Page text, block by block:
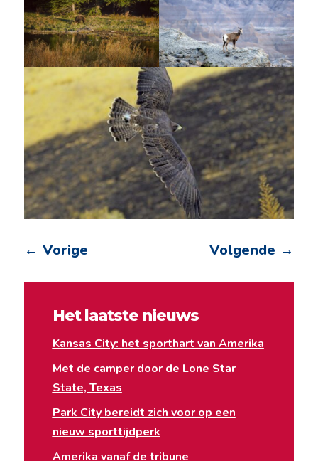
← Vorige Volgende →
Het laatste nieuws
Kansas City: het sporthart van Amerika
Met de camper door de Lone Star
State, Texas
Park City bereidt zich voor op een
nieuw sporttijdperk
Amerika vanaf de tribune